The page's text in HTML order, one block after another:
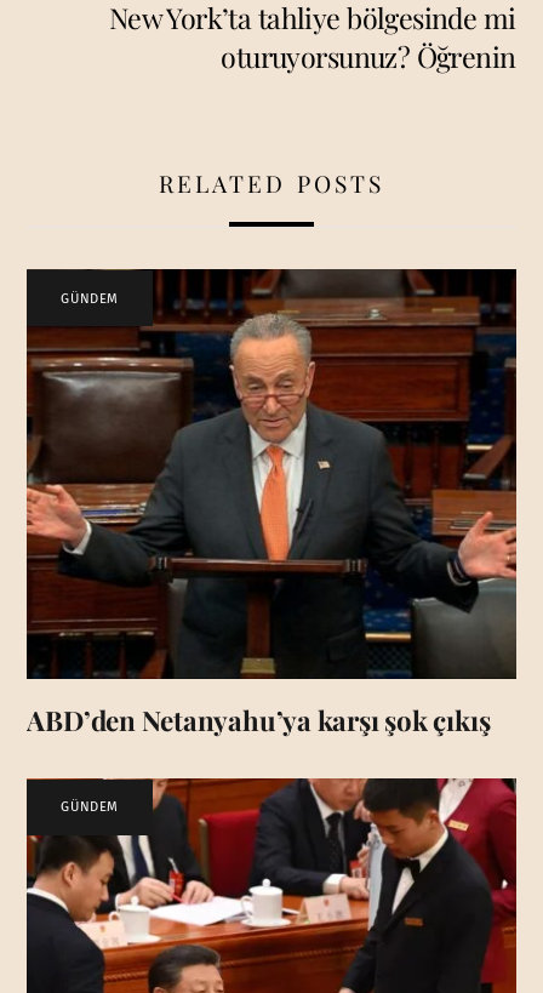
New York’ta tahliye bölgesinde mi
oturuyorsunuz? Öğrenin
RELATED POSTS
GÜNDEM
ABD’den Netanyahu’ya karşı şok çıkış
GÜNDEM